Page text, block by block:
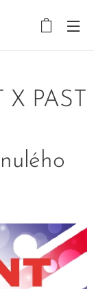
PAST